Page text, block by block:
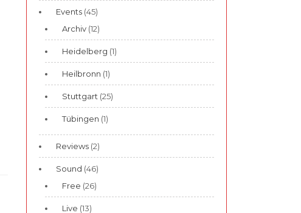
Events (45)
Archiv (12)
Heidelberg (1)
Heilbronn (1)
Stuttgart (25)
Tübingen (1)
Reviews (2)
Sound (46)
Free (26)
Live (13)